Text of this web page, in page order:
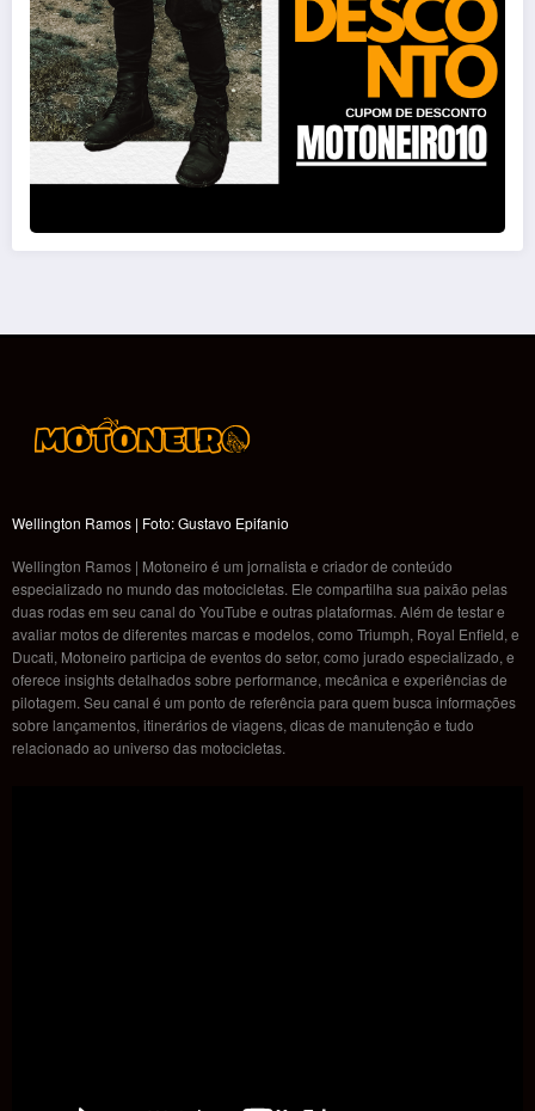
Wellington Ramos | Foto: Gustavo Epifanio
Wellington Ramos | Motoneiro é um jornalista e criador de conteúdo
especializado no mundo das motocicletas. Ele compartilha sua paixão pelas
duas rodas em seu canal do YouTube e outras plataformas. Além de testar e
avaliar motos de diferentes marcas e modelos, como Triumph, Royal Enfield, e
Ducati, Motoneiro participa de eventos do setor, como jurado especializado, e
oferece insights detalhados sobre performance, mecânica e experiências de
pilotagem. Seu canal é um ponto de referência para quem busca informações
sobre lançamentos, itinerários de viagens, dicas de manutenção e tudo
relacionado ao universo das motocicletas.